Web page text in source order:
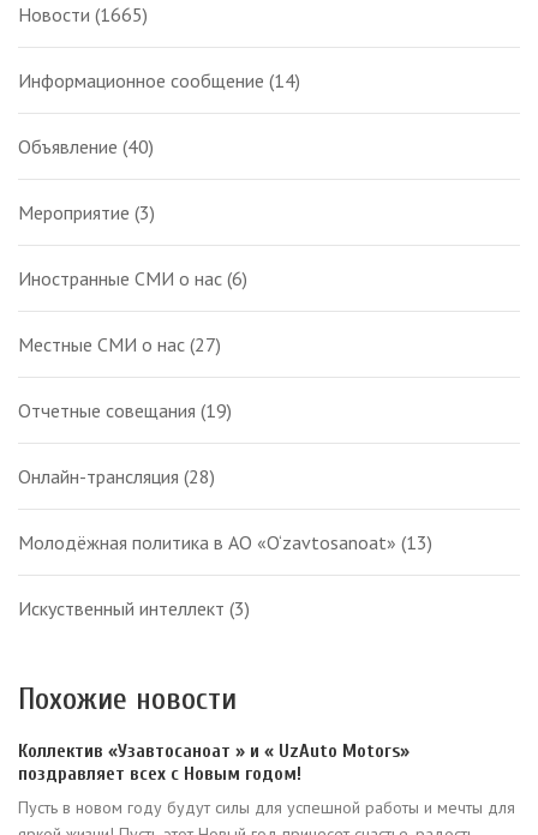
Новости (1665)
Информационное сообщение (14)
Объявление (40)
Мероприятие (3)
Иностранные СМИ о нас (6)
Местные СМИ о нас (27)
Отчетные совещания (19)
Онлайн-трансляция (28)
Молодёжная политика в АО «O‘zavtosanoat» (13)
Искуственный интеллект (3)
Похожие новости
Коллектив «Узавтосаноат » и « UzAuto Motors»
поздравляет всех с Новым годом!
Пусть в новом году будут силы для успешной работы и мечты для